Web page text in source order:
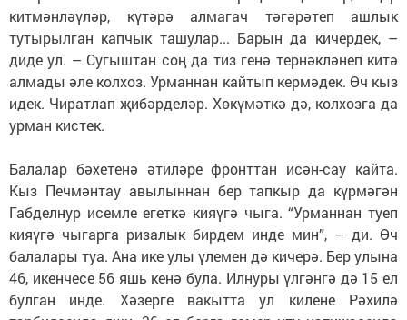
китмәнләүләр, күтәрә алмагач тәгәрәтеп ашлык
тутырылган капчык ташулар... Барын да кичердек, –
диде ул. – Сугыштан соң да тиз генә тернәкләнеп китә
алмады әле колхоз. Урманнан кайтып кермәдек. Өч кыз
идек. Чиратлап җибәрделәр. Хөкүмәткә дә, колхозга да
урман кистек.
Балалар бәхетенә әтиләре фронттан исән-сау кайта.
Кыз Печмәнтау авылыннан бер тапкыр да күрмәгән
Габделнур исемле егеткә кияүгә чыга. “Урманнан туеп
кияүгә чыгарга ризалык бирдем инде мин”, – ди. Өч
балалары туа. Ана ике улы үлемен дә кичерә. Бер улына
46, икенчесе 56 яшь кенә була. Илнуры үлгәнгә дә 15 ел
булган инде. Хәзерге вакытта ул килене Рәхилә